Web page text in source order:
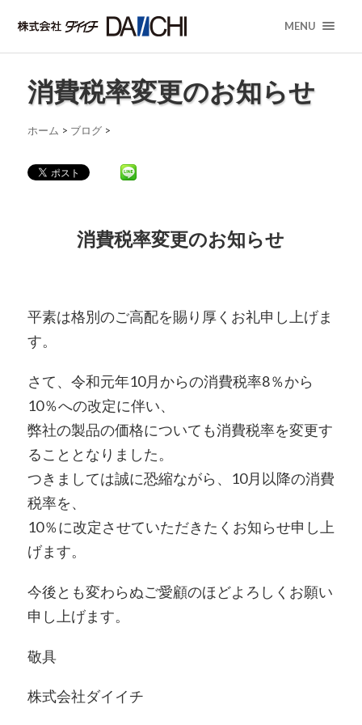
MENU
消費税率変更のお知らせ
ホーム > ブログ >
消費税率変更のお知らせ
平素は格別のご高配を賜り厚くお礼申し上げま
す。
さて、令和元年10月からの消費税率8％から
10％への改定に伴い、
弊社の製品の価格についても消費税率を変更す
ることとなりました。
つきましては誠に恐縮ながら、10月以降の消費
税率を、
10％に改定させていただきたくお知らせ申し上
げます。
今後とも変わらぬご愛顧のほどよろしくお願い
申し上げます。
敬具
株式会社ダイイチ